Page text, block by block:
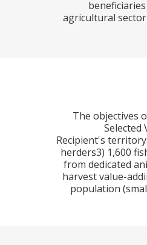
agricultural
The objectives
Recipient's
herders3) 1,600
from dedicated
harvest value-
population